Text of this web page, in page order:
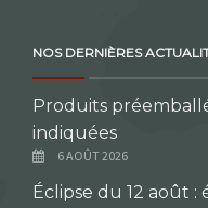
NOS DERNIÈRES
Produits
indiquées
6 AOÛT 2026
Éclipse du 12 août